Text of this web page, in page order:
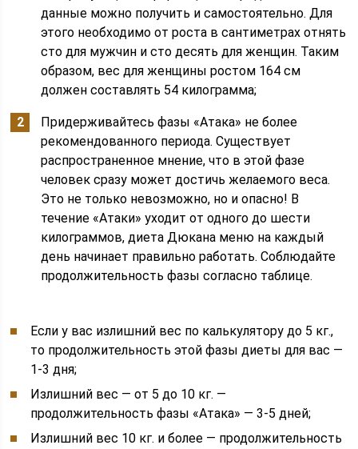
данные можно получить и самостоятельно. Для
этого необходимо от роста в сантиметрах отнять
сто для мужчин и сто десять для женщин. Таким
образом, вес для женщины ростом 164 см
должен составлять 54 килограмма;
Придерживайтесь фазы «Атака» не более
рекомендованного периода. Существует
распространенное мнение, что в этой фазе
человек сразу может достичь желаемого веса.
Это не только невозможно, но и опасно! В
течение «Атаки» уходит от одного до шести
килограммов, диета Дюкана меню на каждый
день начинает правильно работать. Соблюдайте
продолжительность фазы согласно таблице.
Если у вас излишний вес по калькулятору до 5 кг.,
то продолжительность этой фазы диеты для вас —
1-3 дня;
Излишний вес — от 5 до 10 кг. —
продолжительность фазы «Атака» — 3-5 дней;
Излишний вес 10 кг. и более — продолжительность